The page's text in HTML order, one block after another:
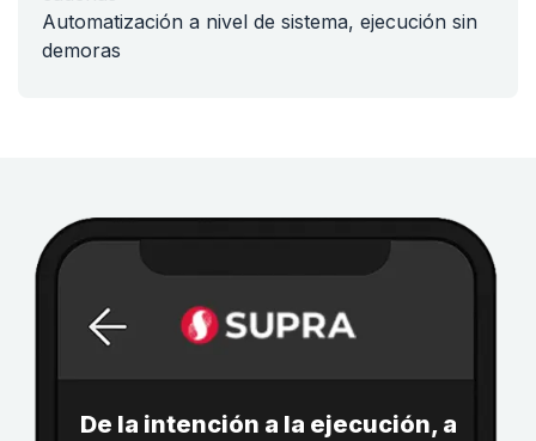
Automatización a nivel de sistema, ejecución sin
demoras
De la intención a la ejecución, a